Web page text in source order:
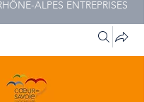
ALPES ENTREPRISES